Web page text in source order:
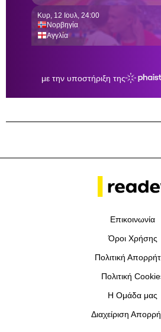
Επικοινωνία
Όροι Χρήσης
Πολιτική
Πολιτική
Η Ομάδα μας
Διαχείριση